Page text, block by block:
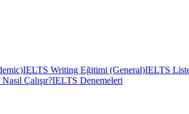
IELTS Writing Eğitimi (General)IELTS
Çalışır?IELTS Denemeleri